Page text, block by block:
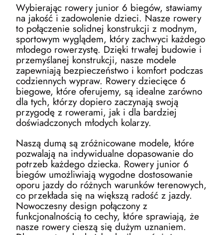
Wybierając rowery junior 6 biegów, stawiamy
na jakość i zadowolenie dzieci. Nasze rowery
to połączenie solidnej konstrukcji z modnym,
sportowym wyglądem, który zachwyci każdego
młodego rowerzystę. Dzięki trwałej budowie i
przemyślanej konstrukcji, nasze modele
zapewniają bezpieczeństwo i komfort podczas
codziennych wypraw. Rowery dziecięce 6
biegowe, które oferujemy, są idealne zarówno
dla tych, którzy dopiero zaczynają swoją
przygodę z rowerami, jak i dla bardziej
doświadczonych młodych kolarzy.
Naszą dumą są zróżnicowane modele, które
pozwalają na indywidualne dopasowanie do
potrzeb każdego dziecka. Rowery junior 6
biegów umożliwiają wygodne dostosowanie
oporu jazdy do różnych warunków terenowych,
co przekłada się na większą radość z jazdy.
Nowoczesny design połączony z
funkcjonalnością to cechy, które sprawiają, że
nasze rowery cieszą się dużym uznaniem.